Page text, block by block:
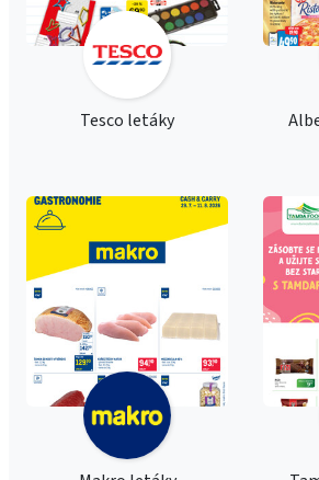
Tesco letáky